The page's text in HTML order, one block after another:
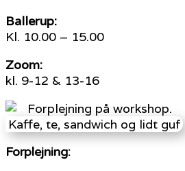
Ballerup:
Kl. 10.00 – 15.00
Zoom:
kl. 9-12 & 13-16
Forplejning: